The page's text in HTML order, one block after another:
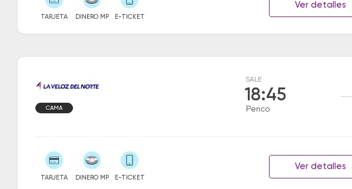
TARJETA DINERO MP E-TICKET
Ver detalles
SALE
18:45
Perico
CAMA
TARJETA DINERO MP E-TICKET
Ver detalles